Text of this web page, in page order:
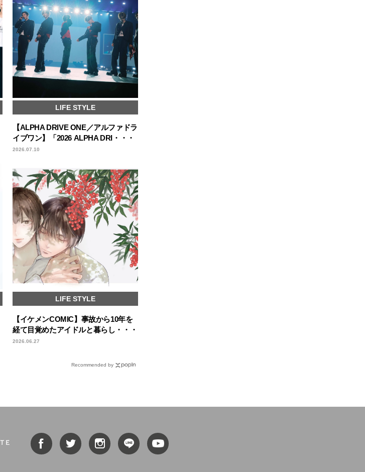
LIFE STYLE
【ALPHA DRIVE ONE／アルファドラ
イブワン】「2026 ALPHA DRI・・・
2026.07.10
LIFE STYLE
【イケメンCOMIC】事故から10年を
経て目覚めたアイドルと暮らし・・・
2026.06.27
Recommended by